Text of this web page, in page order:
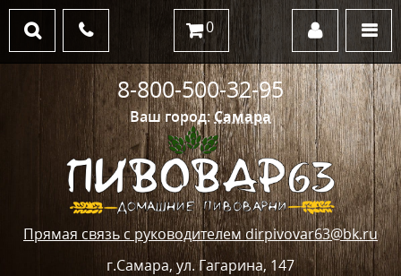
Ваш город:Самара
Прямая связь с руководителем dirpivovar63@bk.ru
г.Самара, ул. Гагарина, 147
8-800-500-32-95
0